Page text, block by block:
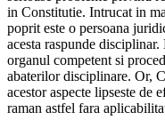
in Constitutie. Intrucat in
poprit este o persoana
acesta raspunde
organul competent si
abaterilor disciplinare. Or,
acestor aspecte lipseste de
raman astfel fara